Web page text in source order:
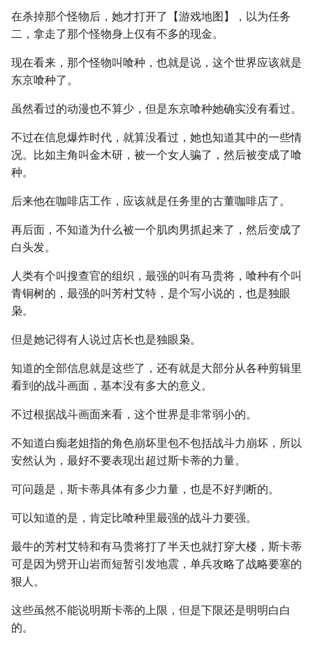
在杀掉那个怪物后，她才打开了【游戏地图】，以为任务
二，拿走了那个怪物身上仅有不多的现金。
现在看来，那个怪物叫喰种，也就是说，这个世界应该就是
东京喰种了。
虽然看过的动漫也不算少，但是东京喰种她确实没有看过。
不过在信息爆炸时代，就算没看过，她也知道其中的一些情
况。比如主角叫金木研，被一个女人骗了，然后被变成了喰
种。
后来他在咖啡店工作，应该就是任务里的古董咖啡店了。
再后面，不知道为什么被一个肌肉男抓起来了，然后变成了
白头发。
人类有个叫搜查官的组织，最强的叫有马贵将，喰种有个叫
青铜树的，最强的叫芳村艾特，是个写小说的，也是独眼
枭。
但是她记得有人说过店长也是独眼枭。
知道的全部信息就是这些了，还有就是大部分从各种剪辑里
看到的战斗画面，基本没有多大的意义。
不过根据战斗画面来看，这个世界是非常弱小的。
不知道白痴老姐指的角色崩坏里包不包括战斗力崩坏，所以
安然认为，最好不要表现出超过斯卡蒂的力量。
可问题是，斯卡蒂具体有多少力量，也是不好判断的。
可以知道的是，肯定比喰种里最强的战斗力要强。
最牛的芳村艾特和有马贵将打了半天也就打穿大楼，斯卡蒂
可是因为劈开山岩而短暂引发地震，单兵攻略了战略要塞的
狠人。
这些虽然不能说明斯卡蒂的上限，但是下限还是明明白白
的。